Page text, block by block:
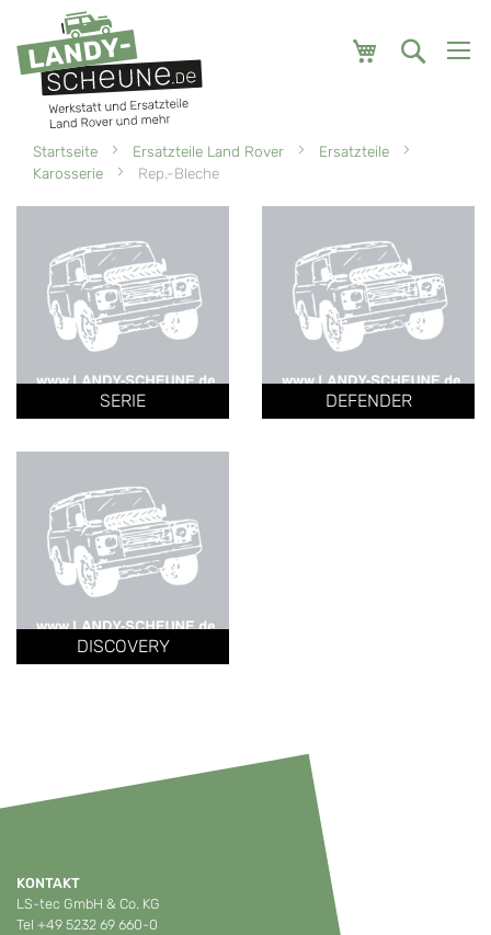
Mein
Startseite Ersatzteile Land Rover
Ersatzteile
Karosserie
Rep.-Bleche
SERIE DEFENDER
DISCOVERY
KONTAKT
LS-tec GmbH & Co. KG
Tel +49 5232 69 660-0